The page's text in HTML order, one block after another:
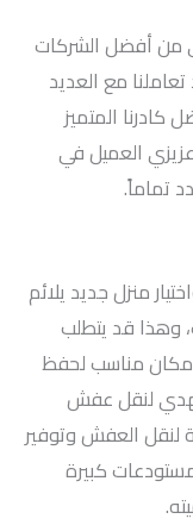
من أفضل الشركات
مع العديد
المتميز
عزيزي العميل في
تماماً.
منزل جديد يلائم
وهذا قد يتطلب
مكان مناسب لحفظ
لنقل عفش
لنقل العفش وتوفير
كبيرة